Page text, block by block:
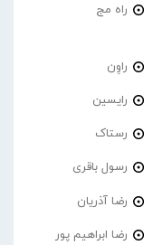
راه مج
راوِن
رایسین
رستاک
رسول باقری
رضا آذریان
رضا ابراهیم پور